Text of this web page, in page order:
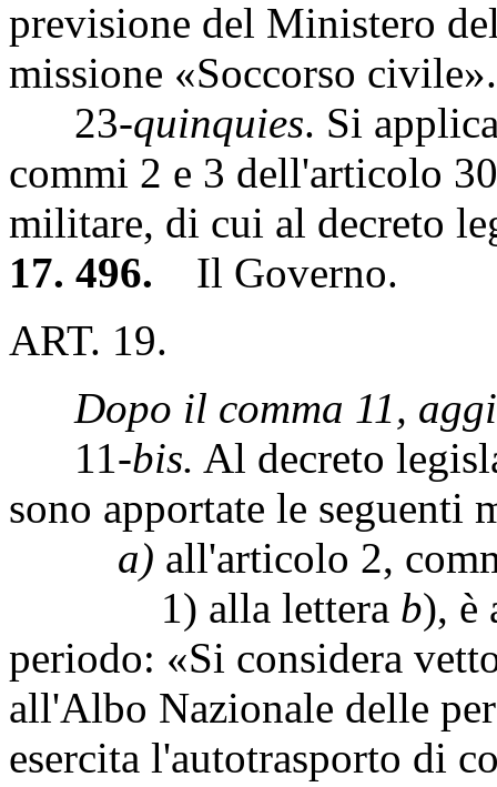
previsione del Ministero
missione «Soccorso civile».
23-quinquies. Si
commi 2 e 3 dell'articolo
militare, di cui al decreto
17. 496. Il Governo.
ART. 19.
Dopo il comma 11,
11-bis. Al decreto
sono apportate le seguenti
a) all'articolo 2,
1) alla lettera b), è
periodo: «Si considera
all'Albo Nazionale delle
esercita l'autotrasporto di